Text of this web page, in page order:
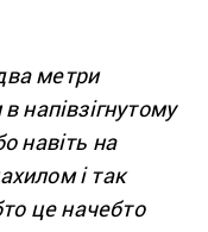
метри
напівзігнутому
навіть на
і так
це начебто